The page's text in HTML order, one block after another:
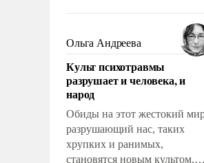
сложна и амбициозна.
и ее реализация радикально
поднимет наши боевые
возможности.
Ольга Андреева
Культ психотравмы
разрушает и человека, и
народ
Обиды на этот жестокий
разрушающий нас, таких
хрупких и ранимых,
становятся новым культом,